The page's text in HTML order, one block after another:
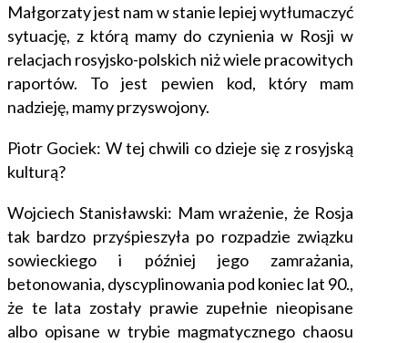
Małgorzaty jest nam w stanie lepiej wytłumaczyć
sytuację, z którą mamy do czynienia w Rosji w
relacjach rosyjsko-polskich niż wiele pracowitych
raportów. To jest pewien kod, który mam
nadzieję, mamy przyswojony.
Piotr Gociek: W tej chwili co dzieje się z rosyjską
kulturą?
Wojciech Stanisławski: Mam wrażenie, że Rosja
tak bardzo przyśpieszyła po rozpadzie związku
sowieckiego i później jego zamrażania,
betonowania, dyscyplinowania pod koniec lat 90.,
że te lata zostały prawie zupełnie nieopisane
albo opisane w trybie magmatycznego chaosu